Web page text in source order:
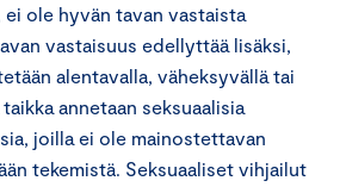
ole hyvän tavan vastaista
vastaisuus edellyttää lisäksi,
alentavalla, väheksyvällä tai
annetaan seksuaalisia
joilla ei ole mainostettavan
tekemistä. Seksuaaliset vihjailut